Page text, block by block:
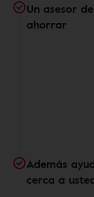
Un asesor
ahorrar
Además
cerca a